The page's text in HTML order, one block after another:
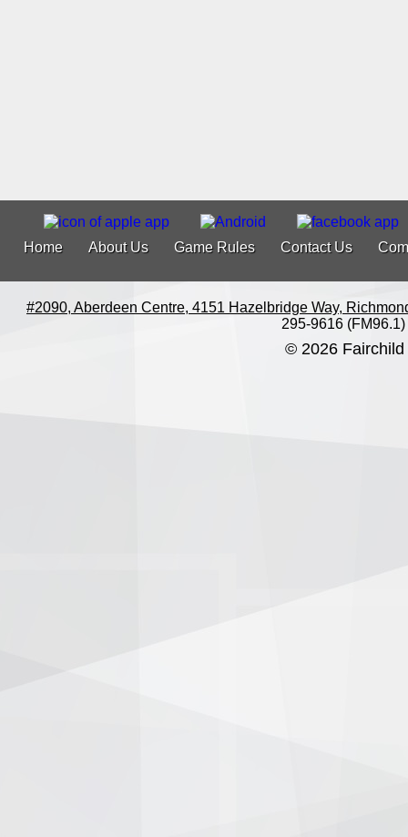
Home About Us Game Rules Contact Us
#2090, Aberdeen Centre, 4151 Hazelbridge Way,
295-9616 (FM96.1)
© 2026 Fairchild